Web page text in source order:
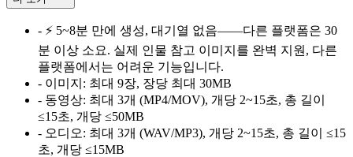
- ⚡ 5~8분 만에 생성, 대기열 없음——다른 플랫폼은 30
분 이상 소요. 실제 인물 참고 이미지를 완벽 지원, 다른
플랫폼에서는 어려운 기능입니다.
- 이미지: 최대 9장, 장당 최대 30MB
- 동영상: 최대 3개 (MP4/MOV), 개당 2~15초, 총 길이
≤15초, 개당 ≤50MB
- 오디오: 최대 3개 (WAV/MP3), 개당 2~15초, 총 길이 ≤15
초, 개당 ≤15MB